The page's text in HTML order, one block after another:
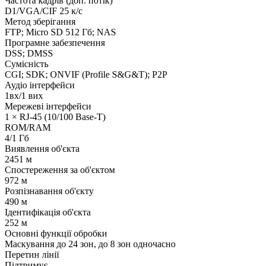
D1/VGA/CIF 25 к/с
Метод зберігання
FTP; Micro SD 512 Гб; NAS
Програмне забезпечення
DSS; DMSS
Сумісність
CGI; SDK; ONVIF (Profile S&G&T); P2P
Аудіо інтерфейси
1вх/1 вих
Мережеві інтерфейси
1 × RJ-45 (10/100 Base-T)
ROM/RAM
4/1 Гб
Виявлення об'єкта
2451 м
Спостереження за об'єктом
972 м
Розпізнавання об'єкту
490 м
Ідентифікація об'єкта
252 м
Основні функції обробки
Маскування до 24 зон, до 8 зон одночасно
Перетин лінії